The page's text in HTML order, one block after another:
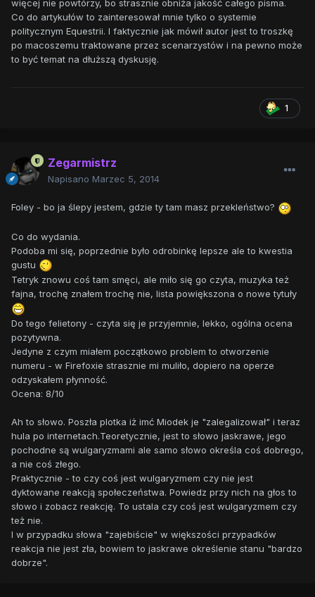
więcej nie powtórzy, bo strasznie obniża jakość całego pisma.
Co do artykułów to zainteresował mnie tylko o systemie
politycznym Equestrii. I faktycznie jak mówił autor jest to troszkę
po macoszemu traktowane przez scenarzystów i na pewno może
to być temat na dłuższą dyskusję.
1
Zegarmistrz
Napisano Marzec 5, 2014
Foley - bo ja ślepy jestem, gdzie ty tam masz przekleństwo?
Co do wydania.
Podoba mi się, poprzednie było odrobinkę lepsze ale to kwestia
gustu
Tetryk znowu coś tam smęci, ale miło się go czyta, muzyka też
fajna, trochę znałem trochę nie, lista powiększona o nowe tytuły
Do tego felietony - czyta się je przyjemnie, lekko, ogólna ocena
pozytywna.
Jedyne z czym miałem początkowo problem to otworzenie
numeru - w Firefoxie strasznie mi muliło, dopiero na operze
odzyskałem płynność.
Ocena: 8/10
Ah to słowo. Poszła plotka iż imć Miodek je "zalegalizował" i teraz
hula po internetach.Teoretycznie, jest to słowo jaskrawe, jego
pochodne są wulgaryzmami ale samo słowo określa coś dobrego,
a nie coś złego.
Praktycznie - to czy coś jest wulgaryzmem czy nie jest
dyktowane reakcją społeczeństwa. Powiedz przy nich na głos to
słowo i zobacz reakcję. To ustala czy coś jest wulgaryzmem czy
też nie.
I w przypadku słowa "zajebiście" w większości przypadków
reakcja nie jest zła, bowiem to jaskrawe określenie stanu "bardzo
dobrze".